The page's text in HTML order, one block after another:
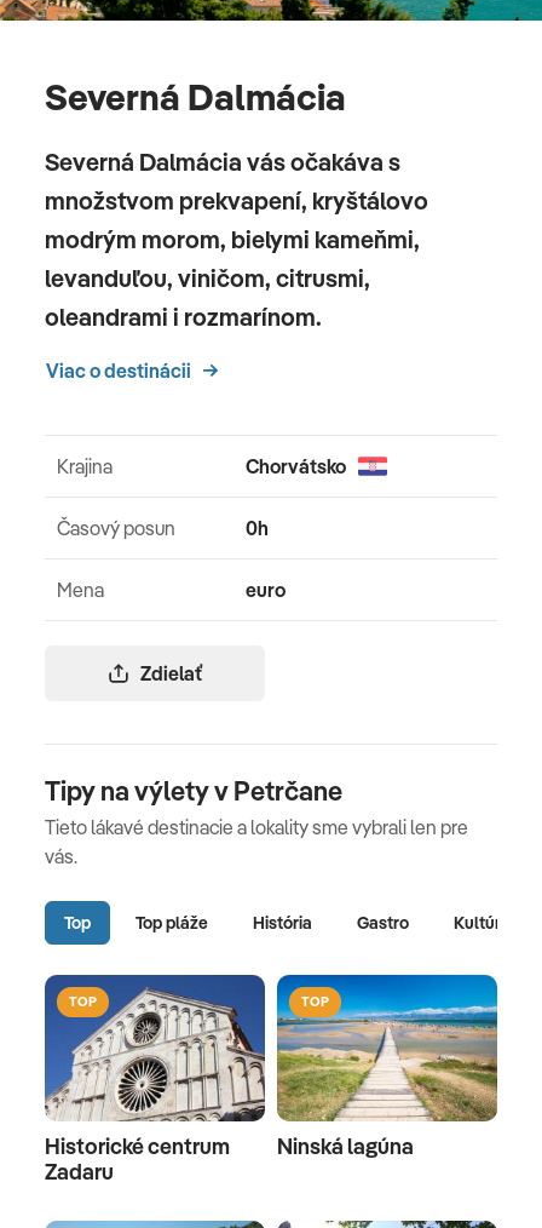
Severná Dalmácia
Severná Dalmácia vás očakáva s
množstvom prekvapení, kryštálovo
modrým morom, bielymi kameňmi,
levanduľou, viničom, citrusmi,
oleandrami i rozmarínom.
Viac o destinácii
Zdielať
Krajina Chorvátsko
Časový posun 0h
Mena euro
Tipy na výlety v Petrčane
Tieto lákavé destinacie a lokality sme vybrali len pre
vás.
Top Top pláže História Gastro Kultúra
TOP
Historické centrum
Zadaru
TOP
Ninská lagúna